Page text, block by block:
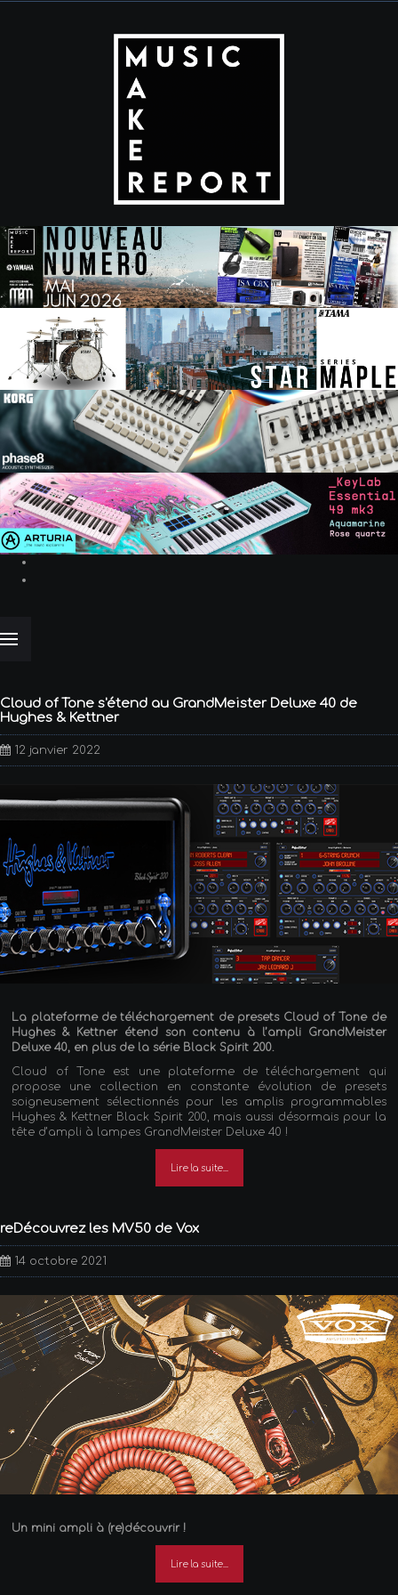
Cloud of Tone s'étend au GrandMeister Deluxe 40 de
Hughes & Kettner
12 janvier 2022
La plateforme de téléchargement de presets Cloud of Tone de
Hughes & Kettner étend son contenu à l’ampli GrandMeister
Deluxe 40, en plus de la série Black Spirit 200.
Cloud of Tone est une plateforme de téléchargement qui
propose une collection en constante évolution de presets
soigneusement sélectionnés pour les amplis programmables
Hughes & Kettner Black Spirit 200, mais aussi désormais pour la
tête d’ampli à lampes GrandMeister Deluxe 40 !
Lire la suite...
reDécouvrez les MV50 de Vox
14 octobre 2021
Un mini ampli à (re)découvrir !
Lire la suite...